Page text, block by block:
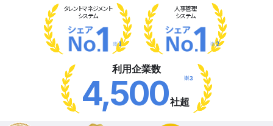
タレントマネジメント
システム
※1
人事管理
システム
※2
利用企業数
4,500社超
※3